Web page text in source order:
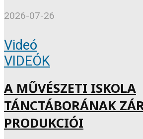
2026-07-26
Videó
VIDEÓK
A MŰVÉSZETI ISKOLA
TÁNCTÁBORÁNAK
PRODUKCIÓI